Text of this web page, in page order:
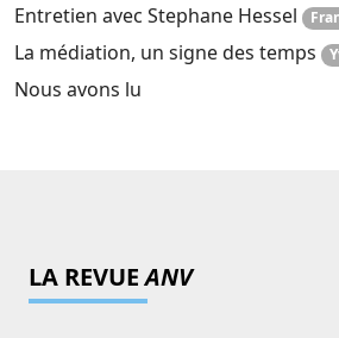
Entretien avec Stephane Hessel
La médiation, un signe des temps
Nous avons lu
LA REVUEANV